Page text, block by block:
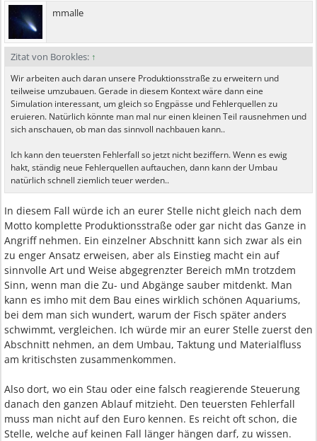
mmalle
Zitat von Borokles: ↑
Wir arbeiten auch daran unsere Produktionsstraße zu erweitern und
teilweise umzubauen. Gerade in diesem Kontext wäre dann eine
Simulation interessant, um gleich so Engpässe und Fehlerquellen zu
eruieren. Natürlich könnte man mal nur einen kleinen Teil rausnehmen und
sich anschauen, ob man das sinnvoll nachbauen kann..
Ich kann den teuersten Fehlerfall so jetzt nicht beziffern. Wenn es ewig
hakt, ständig neue Fehlerquellen auftauchen, dann kann der Umbau
natürlich schnell ziemlich teuer werden..
In diesem Fall würde ich an eurer Stelle nicht gleich nach dem
Motto komplette Produktionsstraße oder gar nicht das Ganze in
Angriff nehmen. Ein einzelner Abschnitt kann sich zwar als ein
zu enger Ansatz erweisen, aber als Einstieg macht ein auf
sinnvolle Art und Weise abgegrenzter Bereich mMn trotzdem
Sinn, wenn man die Zu- und Abgänge sauber mitdenkt. Man
kann es imho mit dem Bau eines wirklich schönen Aquariums,
bei dem man sich wundert, warum der Fisch später anders
schwimmt, vergleichen. Ich würde mir an eurer Stelle zuerst den
Abschnitt nehmen, an dem Umbau, Taktung und Materialfluss
am kritischsten zusammenkommen.
Also dort, wo ein Stau oder eine falsch reagierende Steuerung
danach den ganzen Ablauf mitzieht. Den teuersten Fehlerfall
muss man nicht auf den Euro kennen. Es reicht oft schon, die
Stelle, welche auf keinen Fall länger hängen darf, zu wissen.